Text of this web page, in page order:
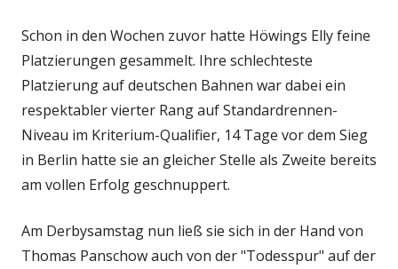
Schon in den Wochen zuvor hatte Höwings Elly feine
Platzierungen gesammelt. Ihre schlechteste
Platzierung auf deutschen Bahnen war dabei ein
respektabler vierter Rang auf Standardrennen-
Niveau im Kriterium-Qualifier, 14 Tage vor dem Sieg
in Berlin hatte sie an gleicher Stelle als Zweite bereits
am vollen Erfolg geschnuppert.
Am Derbysamstag nun ließ sie sich in der Hand von
Thomas Panschow auch von der "Todesspur" auf der